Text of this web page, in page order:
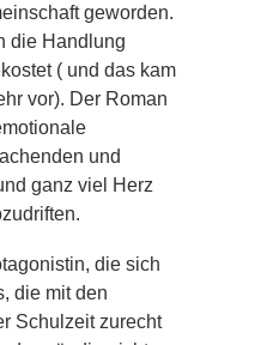
geworden.
die Handlung
( und das kam
vor). Der Roman
und
ganz viel Herz
die sich
die mit den
Schulzeit zurecht